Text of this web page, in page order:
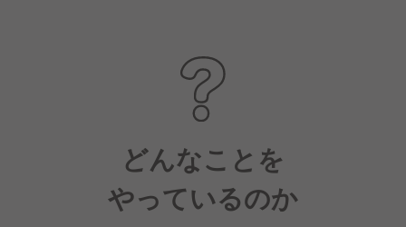
暇を取得可能） 〇5連休必須
制度（1年に1度以上5連休を取
得／有給）※役職・社歴に関係
なく全社員が対象 〇慶弔休暇
〇有給休暇 〇産前・産後休暇
（取得実績有） 〇育児休暇
（取得実績多数／男性・女性
社員共に育休取得率100％達
どんなことを
やっているのか